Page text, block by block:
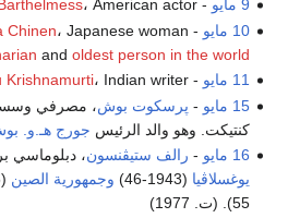
9 مايو -، American actor (ت.
10 مايو
-
Chinen، Japanese woman
and oldest person in the world
11 مايو
-
Krishnamurti، Indian writer (ت.
15 مايو
- پرسكوت بوش، مصرفي
كنتيكت. وهو والد الرئيس جورج هـ.و.
16 مايو
- رالف ستيڤنسون، دبلوماسي
يوغسلاڤيا (1943-46) وجمهورية الصين
55). (ت. 1977)